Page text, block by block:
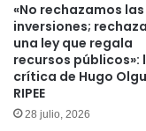
«No rechazamos las
inversiones;
una ley que regala
recursos públicos»:
crítica de Hugo
RIPEE
28 julio, 2026